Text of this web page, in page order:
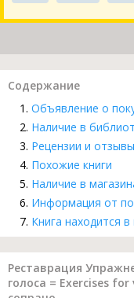
Содержание
Объявление о
Наличие в
Рецензии и отзывы
Похожие книги
Наличие в
Информация от
Книга находится в
Реставрация
голоса = Exercises